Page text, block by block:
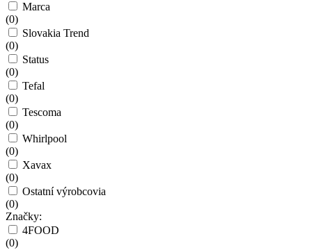
Marca
(0)
Slovakia Trend
(0)
Status
(0)
Tefal
(0)
Tescoma
(0)
Whirlpool
(0)
Xavax
(0)
Ostatní výrobcovia
(0)
Značky:
4FOOD
(0)